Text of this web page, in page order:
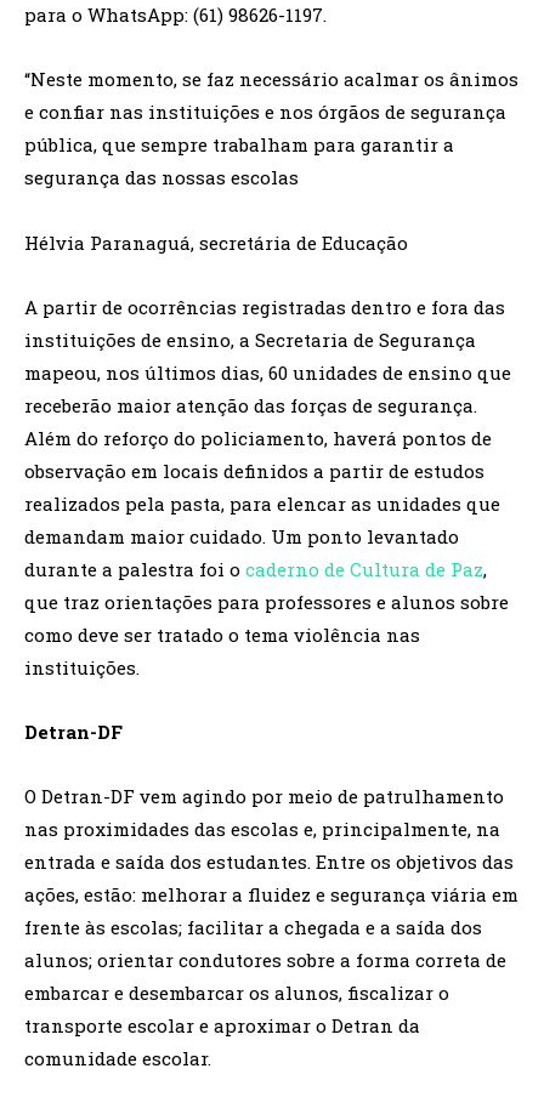
para o WhatsApp: (61) 98626-1197.
“Neste momento, se faz necessário acalmar os ânimos
e confiar nas instituições e nos órgãos de segurança
pública, que sempre trabalham para garantir a
segurança das nossas escolas
Hélvia Paranaguá, secretária de Educação
A partir de ocorrências registradas dentro e fora das
instituições de ensino, a Secretaria de Segurança
mapeou, nos últimos dias, 60 unidades de ensino que
receberão maior atenção das forças de segurança.
Além do reforço do policiamento, haverá pontos de
observação em locais definidos a partir de estudos
realizados pela pasta, para elencar as unidades que
demandam maior cuidado. Um ponto levantado
durante a palestra foi o caderno de Cultura de Paz,
que traz orientações para professores e alunos sobre
como deve ser tratado o tema violência nas
instituições.
Detran-DF
O Detran-DF vem agindo por meio de patrulhamento
nas proximidades das escolas e, principalmente, na
entrada e saída dos estudantes. Entre os objetivos das
ações, estão: melhorar a fluidez e segurança viária em
frente às escolas; facilitar a chegada e a saída dos
alunos; orientar condutores sobre a forma correta de
embarcar e desembarcar os alunos, fiscalizar o
transporte escolar e aproximar o Detran da
comunidade escolar.